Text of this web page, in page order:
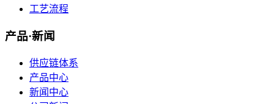
工艺流程
产品·新闻
供应链体系
产品中心
新闻中心